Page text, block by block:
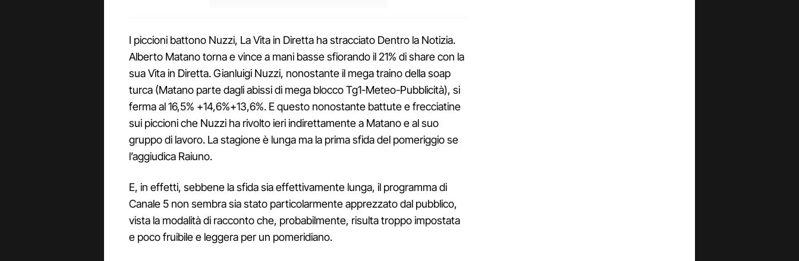
I piccioni battono Nuzzi, La Vita in Diretta ha stracciato Dentro la Notizia.
Alberto Matano torna e vince a mani basse sfiorando il 21% di share con la
sua Vita in Diretta. Gianluigi Nuzzi, nonostante il mega traino della soap
turca (Matano parte dagli abissi di mega blocco Tg1-Meteo-Pubblicità), si
ferma al 16,5% +14,6%+13,6%. E questo nonostante battute e frecciatine
sui piccioni che Nuzzi ha rivolto ieri indirettamente a Matano e al suo
gruppo di lavoro. La stagione è lunga ma la prima sfida del pomeriggio se
l’aggiudica Raiuno.
E, in effetti, sebbene la sfida sia effettivamente lunga, il programma di
Canale 5 non sembra sia stato particolarmente apprezzato dal pubblico,
vista la modalità di racconto che, probabilmente, risulta troppo impostata
e poco fruibile e leggera per un pomeridiano.